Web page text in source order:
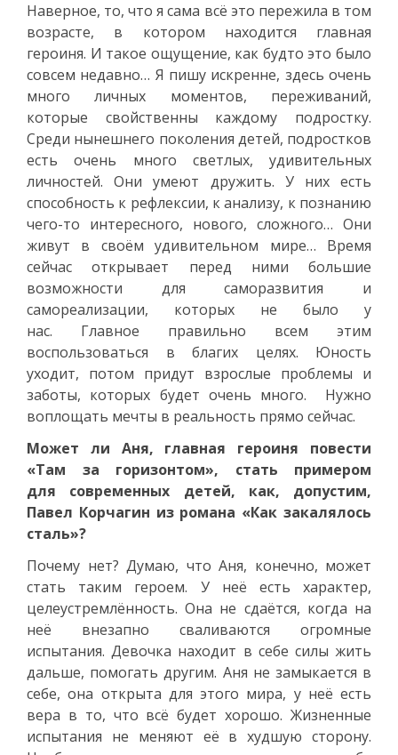
Наверное, то, что я сама всё это пережила в том
возрасте, в котором находится главная
героиня. И такое ощущение, как будто это было
совсем недавно… Я пишу искренне, здесь очень
много личных моментов, переживаний,
которые свойственны каждому подростку.
Среди нынешнего поколения детей, подростков
есть очень много светлых, удивительных
личностей. Они умеют дружить. У них есть
способность к рефлексии, к анализу, к познанию
чего-то интересного, нового, сложного… Они
живут в своём удивительном мире… Время
сейчас открывает перед ними большие
возможности для саморазвития и
самореализации, которых не было у
нас. Главное правильно всем этим
воспользоваться в благих целях. Юность
уходит, потом придут взрослые проблемы и
заботы, которых будет очень много. Нужно
воплощать мечты в реальность прямо сейчас.
Может ли Аня, главная героиня повести
«Там за горизонтом», стать примером
для современных детей, как, допустим,
Павел Корчагин из романа «Как закалялось
сталь»?
Почему нет? Думаю, что Аня, конечно, может
стать таким героем. У неё есть характер,
целеустремлённость. Она не сдаётся, когда на
неё внезапно сваливаются огромные
испытания. Девочка находит в себе силы жить
дальше, помогать другим. Аня не замыкается в
себе, она открыта для этого мира, у неё есть
вера в то, что всё будет хорошо. Жизненные
испытания не меняют её в худшую сторону.